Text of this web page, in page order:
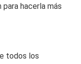
para hacerla más
todos los